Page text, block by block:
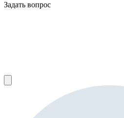
Задать вопрос